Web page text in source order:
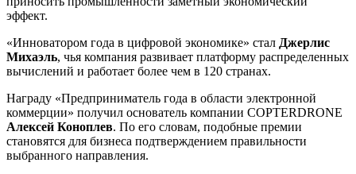
эффект.
«Инноватором года в цифровой экономике» стал Джерлис
Михаэль, чья компания развивает платформу распределенных
вычислений и работает более чем в 120 странах.
Награду «Предприниматель года в области электронной
коммерции» получил основатель компании COPTERDRONE
Алексей Коноплев. По его словам, подобные премии
становятся для бизнеса подтверждением правильности
выбранного направления.